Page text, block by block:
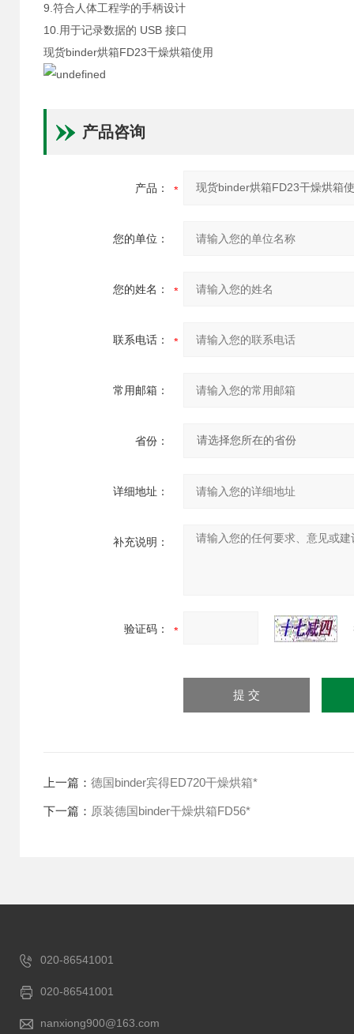
9.符合人体工程学的手柄设计
10.用于记录数据的 USB 接口
现货binder烘箱FD23干燥烘箱使用
产品咨询
产品：
您的单位：
您的姓名：
联系电话：
常用邮箱：
省份：
详细地址：
补充说明：
验证码：
上一篇： 德国binder宾得ED720干燥烘箱*
下一篇： 原装德国binder干燥烘箱FD56*
020-86541001
020-86541001
nanxiong900@163.com